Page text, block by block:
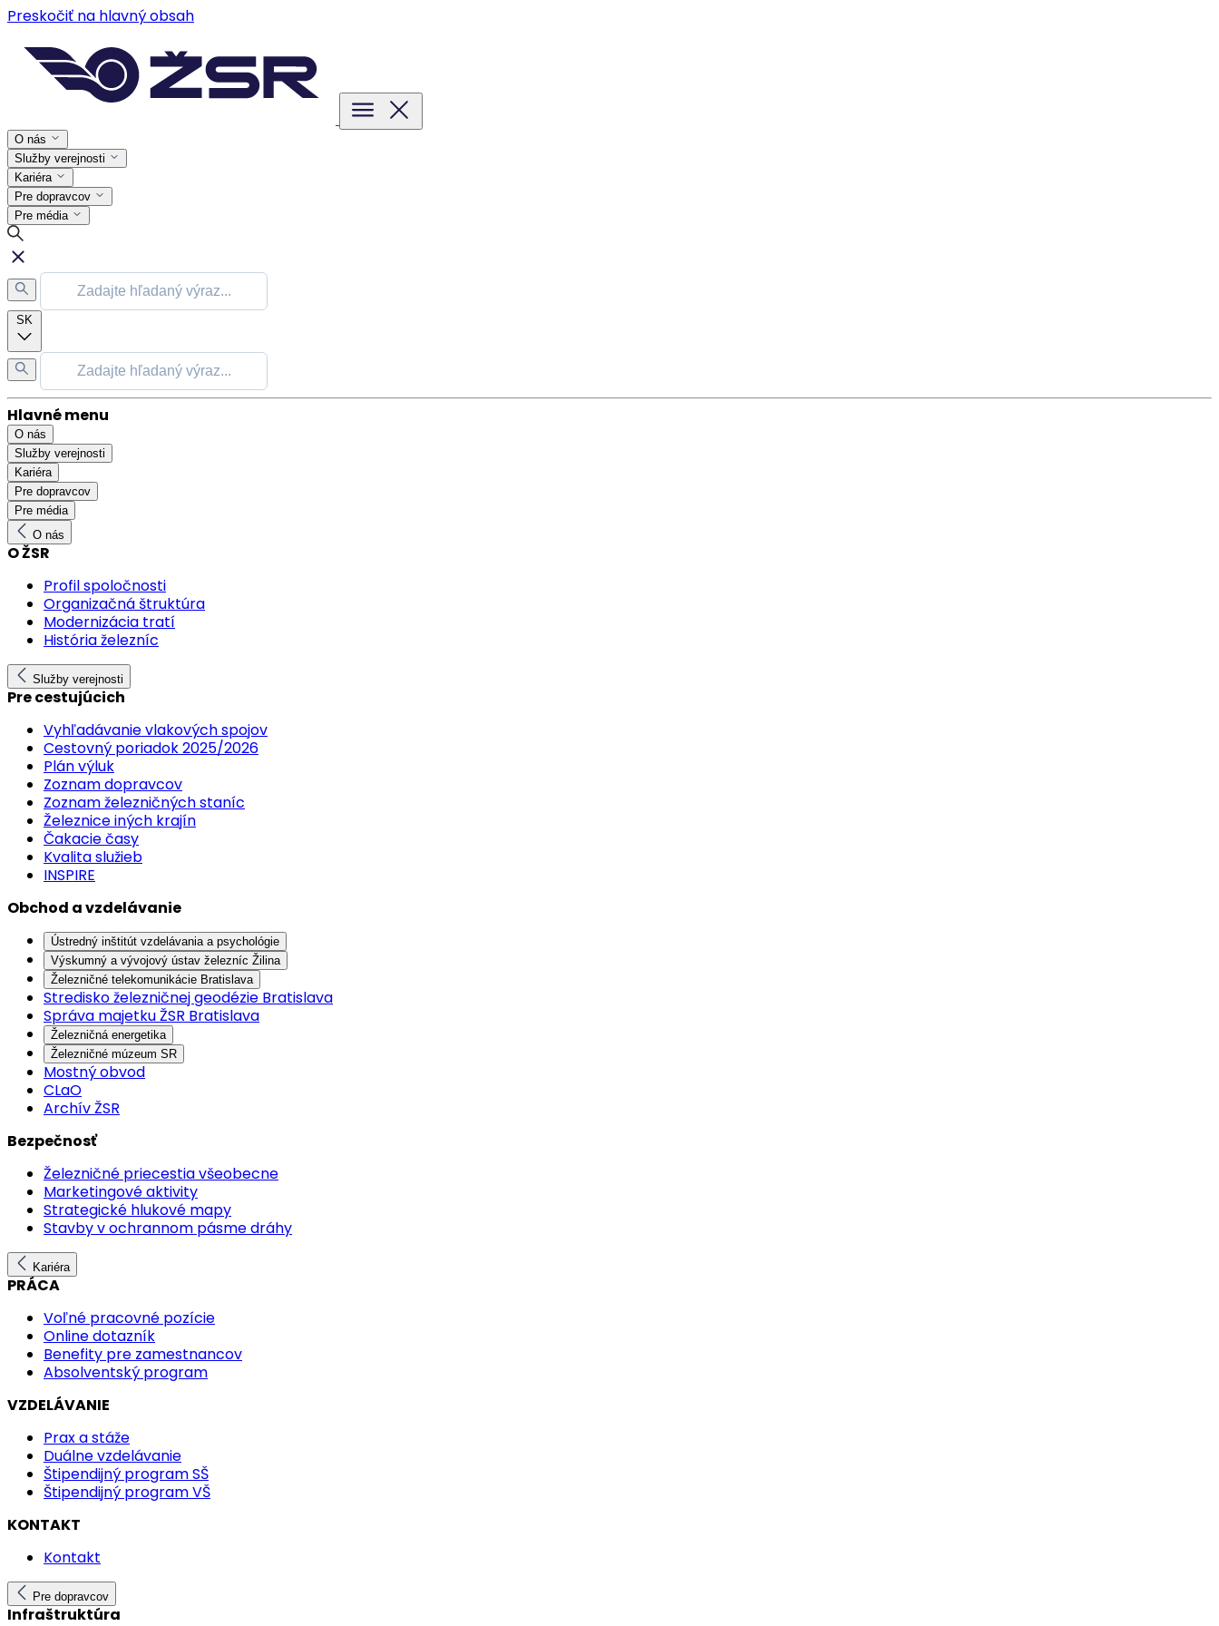
Preskočiť na hlavný obsah
O nás
Služby verejnosti
Kariéra
Pre dopravcov
Pre média
SK
Hlavné menu
O nás
Služby verejnosti
Kariéra
Pre dopravcov
Pre média
O nás
O ŽSR
Profil spoločnosti
Organizačná štruktúra
Modernizácia tratí
História železníc
Služby verejnosti
Pre cestujúcich
Vyhľadávanie vlakových spojov
Cestovný poriadok 2025/2026
Plán výluk
Zoznam dopravcov
Zoznam železničných staníc
Železnice iných krajín
Čakacie časy
Kvalita služieb
INSPIRE
Obchod a vzdelávanie
Ústredný inštitút vzdelávania a psychológie
Výskumný a vývojový ústav železníc Žilina
Železničné telekomunikácie Bratislava
Stredisko železničnej geodézie Bratislava
Správa majetku ŽSR Bratislava
Železničná energetika
Železničné múzeum SR
Mostný obvod
CLaO
Archív ŽSR
Bezpečnosť
Železničné priecestia všeobecne
Marketingové aktivity
Strategické hlukové mapy
Stavby v ochrannom pásme dráhy
Kariéra
PRÁCA
Voľné pracovné pozície
Online dotazník
Benefity pre zamestnancov
Absolventský program
VZDELÁVANIE
Prax a stáže
Duálne vzdelávanie
Štipendijný program SŠ
Štipendijný program VŠ
KONTAKT
Kontakt
Pre dopravcov
Infraštruktúra